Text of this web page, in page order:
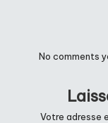
No comments
Votre adresse